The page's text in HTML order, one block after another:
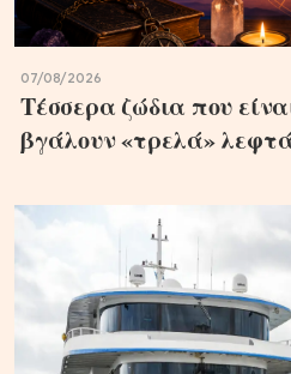
07/08/2026
Τέσσερα ζώδια που
βγάλουν «τρελά»